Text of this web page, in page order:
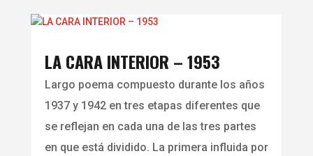
LA CARA INTERIOR – 1953
Largo poema compuesto durante los años
1937 y 1942 en tres etapas diferentes que
se reflejan en cada una de las tres partes
en que está dividido. La primera influida por